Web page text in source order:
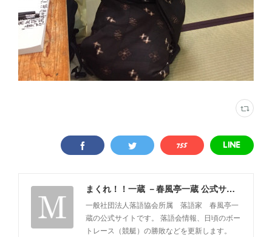
まくれ！！一蔵 －春風亭一蔵 公式サイト－
一般社団法人落語協会所属 落語家 春風亭一
蔵の公式サイトです。 落語会情報、日頃のボー
トレース（競艇）の勝敗などを更新します。